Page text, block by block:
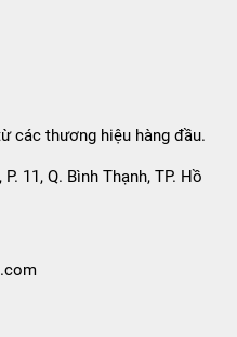
các thương hiệu hàng đầu.
11, Q. Bình Thạnh, TP. Hồ